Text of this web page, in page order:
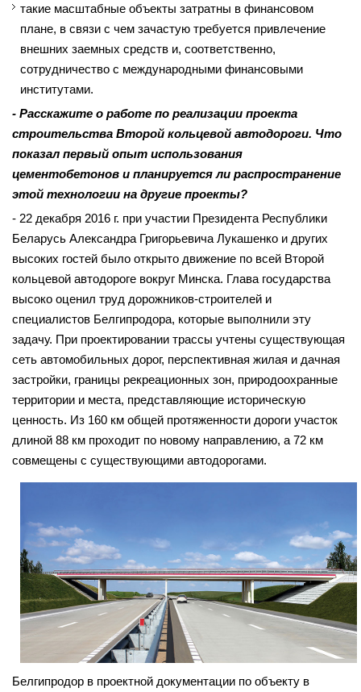
такие масштабные объекты затратны в финансовом
плане, в связи с чем зачастую требуется привлечение
внешних заемных средств и, соответственно,
сотрудничество с международными финансовыми
институтами.
- Расскажите о работе по реализации проекта
строительства Второй кольцевой автодороги. Что
показал первый опыт использования
цементобетонов и планируется ли распространение
этой технологии на другие проекты?
- 22 декабря 2016 г. при участии Президента Республики
Беларусь Александра Григорьевича Лукашенко и других
высоких гостей было открыто движение по всей Второй
кольцевой автодороге вокруг Минска. Глава государства
высоко оценил труд дорожников-строителей и
специалистов Белгип­родора, которые выполнили эту
задачу. При проектировании трассы учтены существующая
сеть автомобильных дорог, перспективная жилая и дачная
застройки, границы рекреационных зон, природоохранные
территории и места, представляющие историческую
ценность. Из 160 км общей протяженности дороги участок
длиной 88 км проходит по новому направлению, а 72 км
совмещены с существующими автодорогами.
Белгипродор в проектной документации по объекту в